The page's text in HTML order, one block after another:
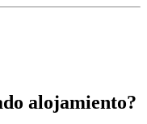
alojamiento?